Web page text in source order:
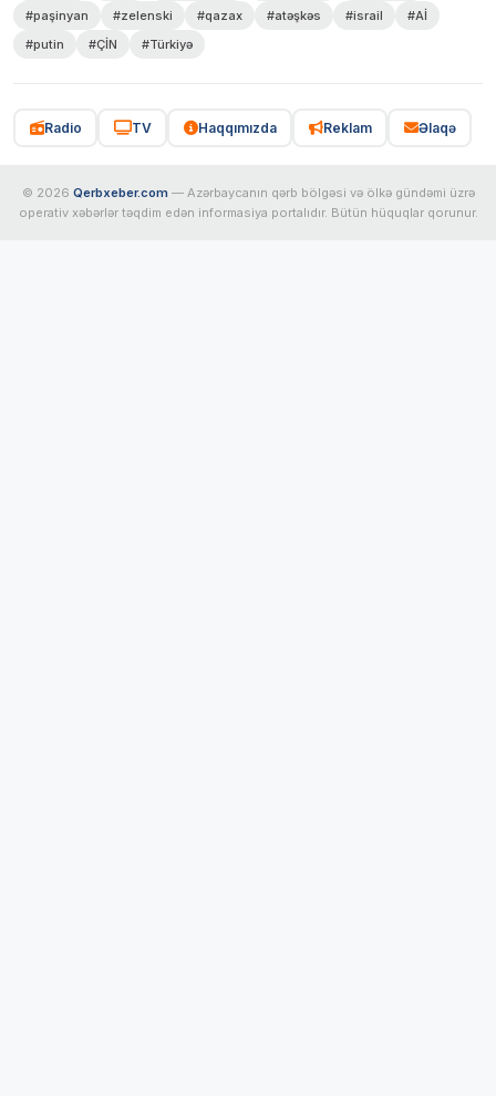
#paşinyan #zelenski #qazax #atəşkəs #israil
#Aİ
#putin
#ÇİN #Türkiyə
Radio TV Haqqımızda Reklam Əlaqə
© 2026 Qerbxeber.com — Azərbaycanın qərb bölgəsi və ölkə gündəmi üzrə
operativ xəbərlər təqdim edən informasiya portalıdır. Bütün hüquqlar qorunur.